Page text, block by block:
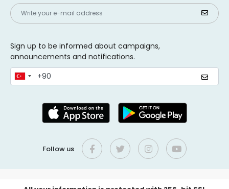
Sign up to be informed about campaigns,
announcements and notifications.
Follow us